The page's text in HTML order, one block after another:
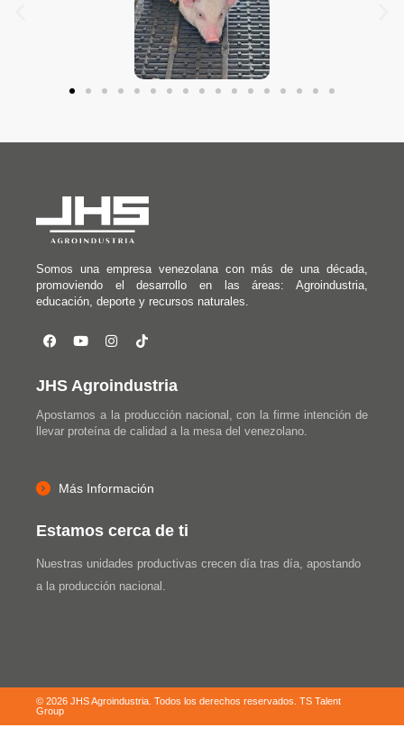
Somos una empresa venezolana con más de una década,
promoviendo el desarrollo en las áreas: Agroindustria,
educación, deporte y recursos naturales.
JHS Agroindustria
Apostamos a la producción nacional, con la firme intención de
llevar proteína de calidad a la mesa del venezolano.
Más Información
Estamos cerca de ti
Nuestras unidades productivas crecen día tras día, apostando
a la producción nacional.
© 2026 JHS Agroindustria. Todos los derechos reservados. TS Talent
Group